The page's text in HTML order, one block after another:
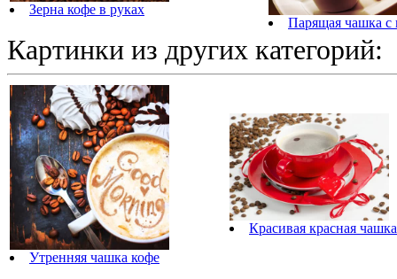
Зерна кофе в руках
Парящая чашка с
Картинки из других категорий:
Утренняя чашка кофе
Красивая красная